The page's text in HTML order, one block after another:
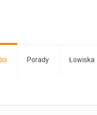
Porady Łowiska